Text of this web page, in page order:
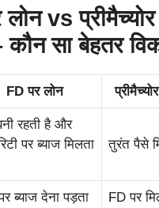
vs प्रीमैच्योर
कौन सा बेहतर
FD पर लोन
रहती है और
पर ब्याज मिलता
तुरंत पैसे
ब्याज देना पड़ता
FD पर